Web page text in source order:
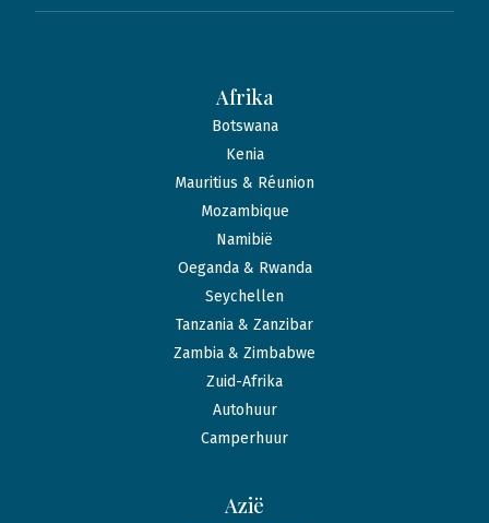
Afrika
Botswana
Kenia
Mauritius & Réunion
Mozambique
Namibië
Oeganda & Rwanda
Seychellen
Tanzania & Zanzibar
Zambia & Zimbabwe
Zuid-Afrika
Autohuur
Camperhuur
Azië